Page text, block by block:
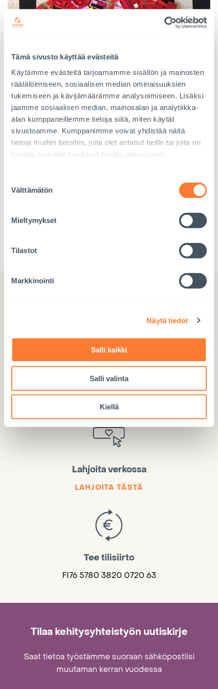
Tämä sivusto käyttää evästeitä
Käytämme evästeitä tarjoamamme sisällön ja mainosten
räätälöimiseen, sosiaalisen median ominaisuuksien
tukemiseen ja kävijämäärämme analysoimiseen. Lisäksi
jaamme sosiaalisen median, mainosalan ja analytiikka-
alan kumppaneillemme tietoja siitä, miten käytät
sivustoamme. Kumppanimme voivat yhdistää näitä
tietoja muihin tietoihin, joita olet antanut heille tai joita on
kerätty, kun olet käyttänyt heidän palvelujaan.
valinta
Välttämätön
Mieltymykset
Tilastot
Markkinointi
Näytä tiedot
Salli kaikki
Salli valinta
Kiellä
Lue lisää:
Adoptioprosessi
Lahjoita Mobile Payllä
Lahjoita verkossa
LAHJOITA TÄSTÄ
Tee tilisiirto
FI76 5780 3820 0720 63
Tilaa kehitysyhteistyön uutiskirje
Saat tietoa työstämme suoraan sähköpostiisi
muutaman kerran vuodessa